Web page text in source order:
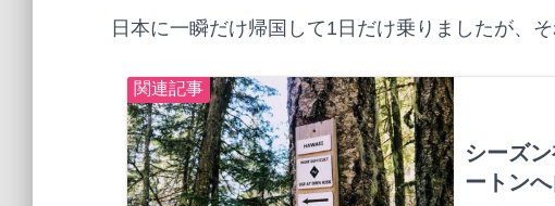
日本に一瞬だけ帰国して1日だけ乗りましたが、